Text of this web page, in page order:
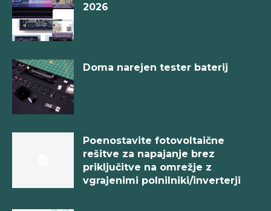
2026
Doma narejen tester baterij
Poenostavite fotovoltaične
rešitve za napajanje brez
priključitve na omrežje z
vgrajenimi polnilniki/inverterji